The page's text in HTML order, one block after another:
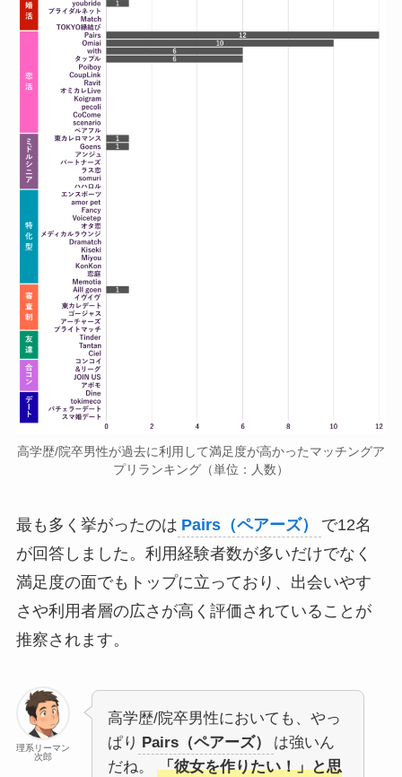
高学歴/院卒男性が過去に利用して満足度が高かったマッチングア
プリランキング（単位：人数）
最も多く挙がったのは Pairs（ペアーズ）
で12名
が回答しました。利用経験者数が多いだけでなく
満足度の面でもトップに立っており、出会いやす
さや利用者層の広さが高く評価されていることが
推察されます。
理系リーマン
次郎
高学歴/院卒男性においても、やっ
ぱり Pairs（ペアーズ）
は強いん
だね。
「彼女を作りたい！」と思